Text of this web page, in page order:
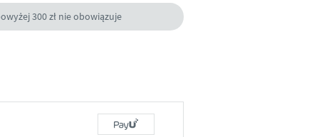
300 zł nie obowiązuje